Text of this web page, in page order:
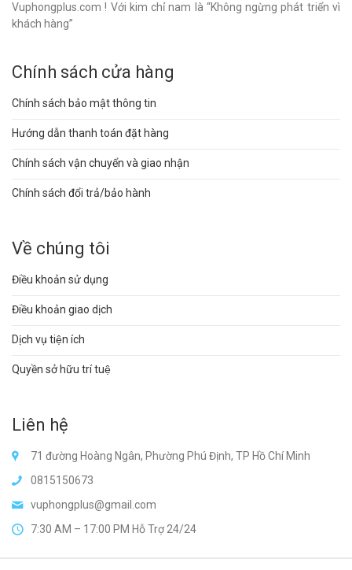
Vuphongplus.com ! Với kim chỉ nam là “Không ngừng phát triển vì
khách hàng”
Chính sách cửa hàng
Chính sách bảo mật thông tin
Hướng dẫn thanh toán đặt hàng
Chính sách vận chuyển và giao nhận
Chính sách đổi trả/bảo hành
Về chúng tôi
Điều khoản sử dụng
Điều khoản giao dịch
Dịch vụ tiện ích
Quyền sở hữu trí tuệ
Liên hệ
71 đường Hoàng Ngân, Phường Phú Định, TP Hồ Chí Minh
0815150673
vuphongplus@gmail.com
7:30 AM – 17:00 PM Hỗ Trợ 24/24